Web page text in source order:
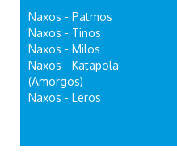
Naxos - Patmos
Naxos - Tinos
Naxos - Milos
Naxos - Katapola
(Amorgos)
Naxos - Leros